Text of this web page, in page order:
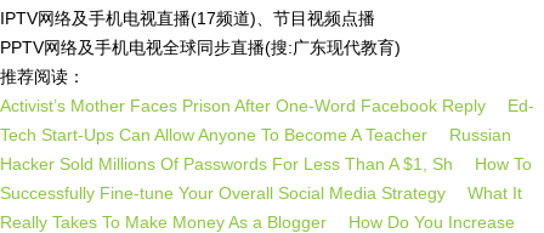
IPTV网络及手机电视直播(17频道)、节目视频点播
PPTV网络及手机电视全球同步直播(搜:广东现代教育)
推荐阅读：
Activist’s Mother Faces Prison After One-Word Facebook Reply
Ed-
Tech Start-Ups Can Allow Anyone To Become A Teacher
Russian
Hacker Sold Millions Of Passwords For Less Than A $1, Sh
How To
Successfully Fine-tune Your Overall Social Media Strategy
What It
Really Takes To Make Money As a Blogger
How Do You Increase